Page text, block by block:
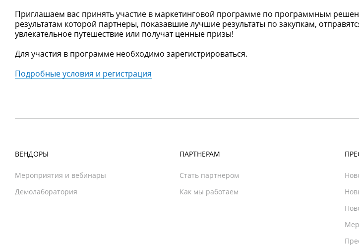
Приглашаем вас принять участие в маркетинговой программе по программным
результатам которой партнеры, показавшие лучшие результаты по закупкам,
увлекательное путешествие или получат ценные призы!
Для участия в программе необходимо зарегистрироваться.
Подробные условия и регистрация
ВЕНДОРЫ
Мероприятия и вебинары
Демолаборатория
ПАРТНЕРАМ
Стать партнером
Как мы работаем